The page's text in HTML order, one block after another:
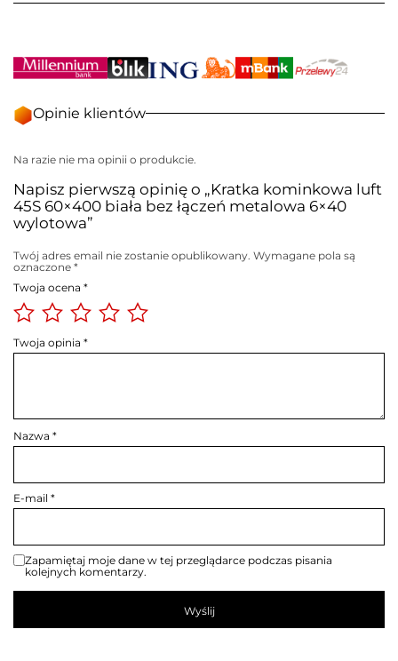
Opinie klientów
Na razie nie ma opinii o produkcie.
Napisz pierwszą opinię o „Kratka kominkowa luft
45S 60×400 biała bez łączeń metalowa 6×40
wylotowa”
Twój adres email nie zostanie opublikowany. Wymagane pola są
oznaczone *
Twoja ocena *
Twoja opinia *
Nazwa *
E-mail *
Zapamiętaj moje dane w tej przeglądarce podczas pisania
kolejnych komentarzy.